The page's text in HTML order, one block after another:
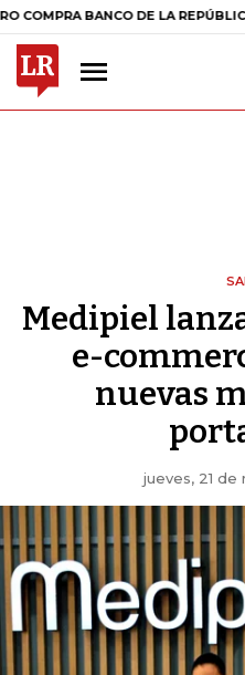
BANCO DE LA REPÚBLICA $
Medipiel
e-
nuevas
jueves, 21 de